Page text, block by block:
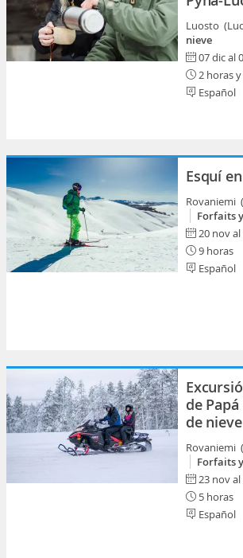
Luosto
nieve
07 dic al
2 horas
Español
Esquí
Rovaniemi
Forfaits
20 nov
9 horas
Español
de
de nieve
Rovaniemi
Forfaits
23 nov
5 horas
Español